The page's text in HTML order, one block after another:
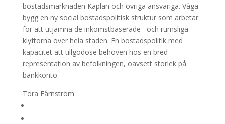
bostadsmarknaden Kaplan och övriga ansvariga. Våga
bygg en ny social bostadspolitisk struktur som arbetar
för att utjämna de inkomstbaserade– och rumsliga
klyftorna över hela staden. En bostadspolitik med
kapacitet att tillgodose behoven hos en bred
representation av befolkningen, oavsett storlek på
bankkonto.
Tora Färnström